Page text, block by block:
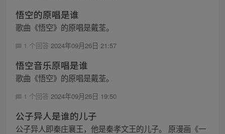
悟空的原唱是谁
歌曲《悟空》的原唱是戴荃。
1 个回答 2024年09月26日 21:57
悟空音乐原唱是谁
歌曲《悟空》的原唱是戴荃。
1 个回答 2024年09月26日 19:50
公子异人是谁的儿子
公子异人即秦庄襄王，他是秦孝文王的儿子。 原漫画《一